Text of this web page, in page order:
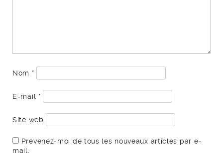
Nom *
E-mail *
Site web
Prévenez-moi de tous les nouveaux articles par e-
mail.